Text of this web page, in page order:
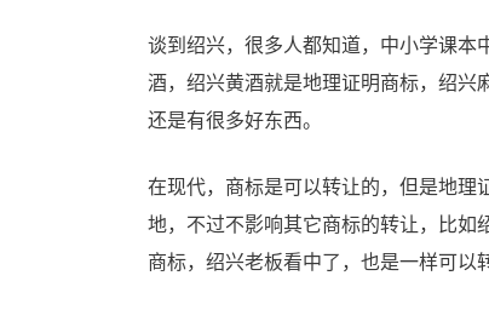
谈到绍兴，很多人都知道，中小学课本
酒，绍兴黄酒就是地理证明商标，绍兴
还是有很多好东西。
在现代，商标是可以转让的，但是地理
地，不过不影响其它商标的转让，比如
商标，绍兴老板看中了，也是一样可以